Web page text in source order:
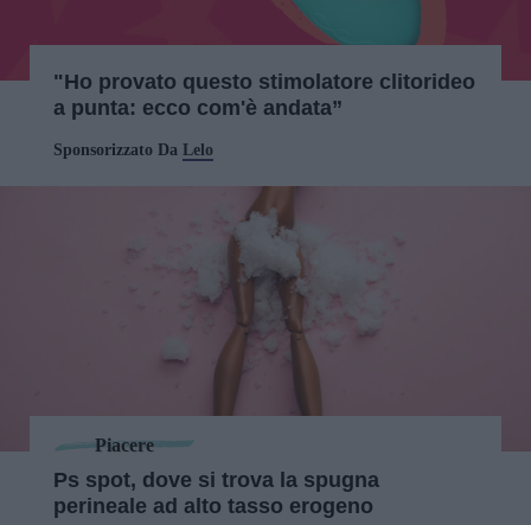
"Ho provato questo stimolatore clitorideo
a punta: ecco com'è andata”
Sponsorizzato Da Lelo
Piacere
Ps spot, dove si trova la spugna
perineale ad alto tasso erogeno